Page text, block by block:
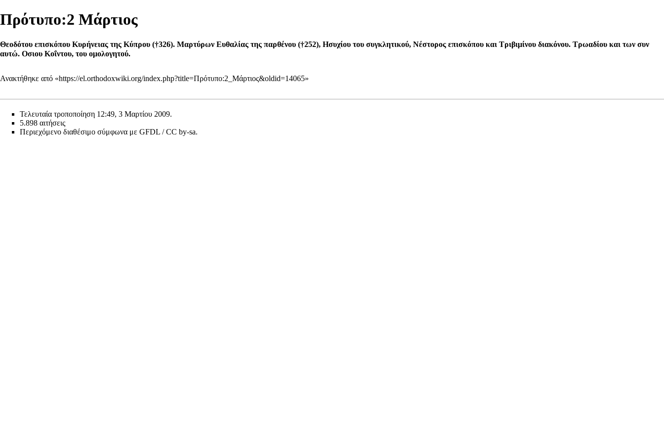
Πρότυπο:2 Μάρτιος
Θεοδότου επισκόπου Κυρήνειας της Κύπρου (†326). Μαρτύρων Ευθαλίας της παρθένου (†252), Ησυχίου του συγκλητικού, Νέστορος επισκόπου και Τριβιμίνου διακόνου. Τρωαδίου και των συν
αυτώ. Οσιου Κοΐντου, του ομολογητού.
Ανακτήθηκε από «https://el.orthodoxwiki.org/index.php?title=Πρότυπο:2_Μάρτιος&oldid=14065»
Τελευταία τροποποίηση 12:49, 3 Μαρτίου 2009.
5.898 αιτήσεις
Περιεχόμενο διαθέσιμο σύμφωνα με GFDL / CC by-sa.